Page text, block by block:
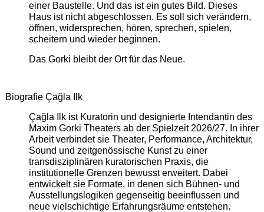
einer Baustelle. Und das ist ein gutes Bild. Dieses
Haus ist nicht abgeschlossen. Es soll sich verändern,
öffnen, widersprechen, hören, sprechen, spielen,
scheitern und wieder beginnen.
Das Gorki bleibt der Ort für das Neue.
Biografie Çağla Ilk
Çağla Ilk ist Kuratorin und designierte Intendantin des
Maxim Gorki Theaters ab der Spielzeit 2026/27. In ihrer
Arbeit verbindet sie Theater, Performance, Architektur,
Sound und zeitgenössische Kunst zu einer
transdisziplinären kuratorischen Praxis, die
institutionelle Grenzen bewusst erweitert. Dabei
entwickelt sie Formate, in denen sich Bühnen- und
Ausstellungslogiken gegenseitig beeinflussen und
neue vielschichtige Erfahrungsräume entstehen.